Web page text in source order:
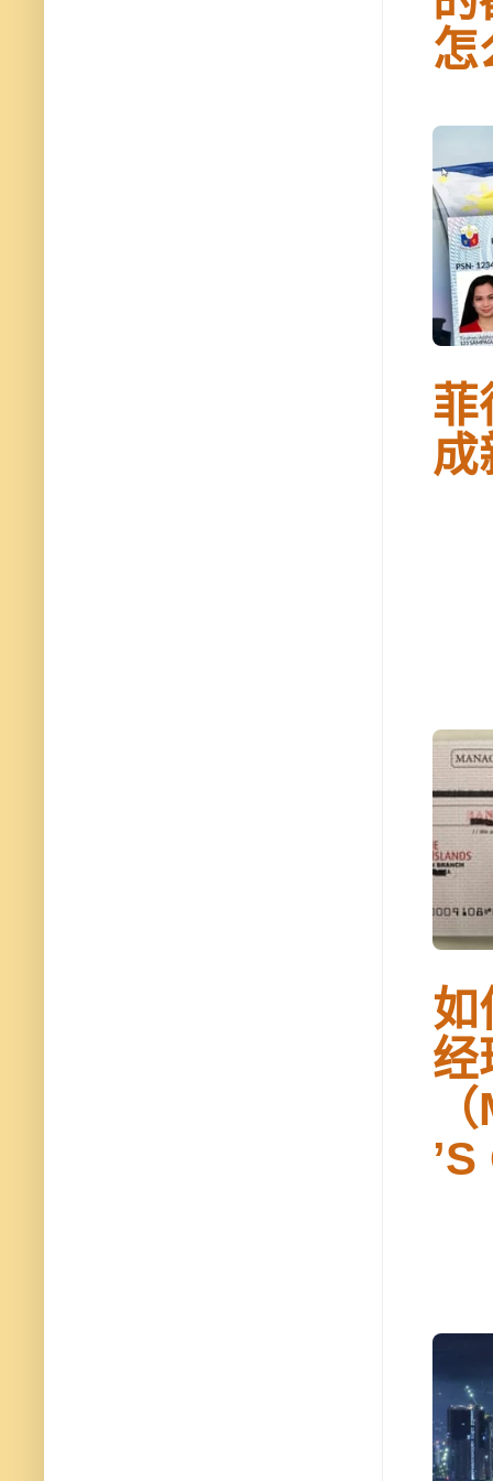
怎
菲
成
如
经